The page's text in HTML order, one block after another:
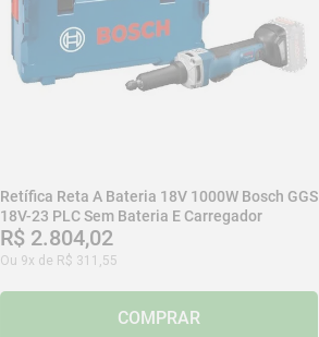
Retífica Reta A Bateria 18V 1000W Bosch GGS
18V-23 PLC Sem Bateria E Carregador
R$ 2.804,02
Ou 9x de R$ 311 ,55
COMPRAR